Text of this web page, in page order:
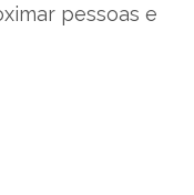
pessoas e